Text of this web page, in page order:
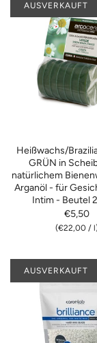
Heißwachs/
GRÜN in
natürlichem
Arganöl - für
Intim - Beutel
€5,50
(€22,00 /
AUSVERKAUFT
AUSVERKAUFT